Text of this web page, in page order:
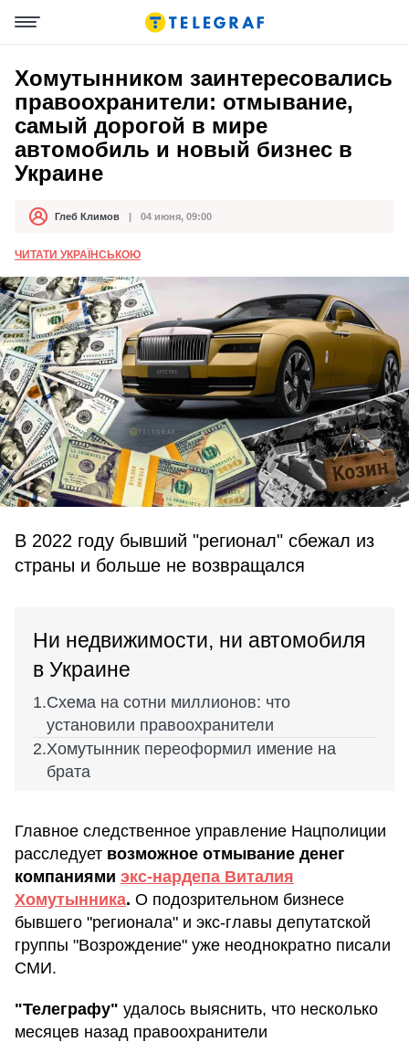
Хомутынником заинтересовались
правоохранители: отмывание,
самый дорогой в мире
автомобиль и новый бизнес в
Украине
АвторГлеб Климов
Дата публикации 04 июня, 09:00
ЧИТАТИ УКРАЇНСЬКОЮ
В 2022 году бывший "регионал" сбежал из
страны и больше не возвращался
Ни недвижимости, ни автомобиля
в Украине
Схема на сотни миллионов: что
установили правоохранители
Хомутынник переоформил имение на
брата
Главное следственное управление Нацполиции
расследует возможное отмывание денег
компаниями экс-нардепа Виталия
Хомутынника. О подозрительном бизнесе
бывшего "регионала" и экс-главы депутатской
группы "Возрождение" уже неоднократно писали
СМИ.
"Телеграфу" удалось выяснить, что несколько
месяцев назад правоохранители